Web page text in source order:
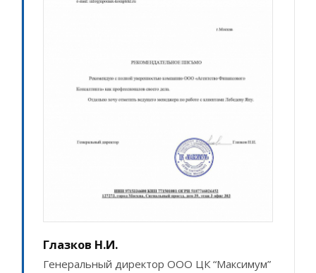
Глазков Н.И.
Генеральный директор ООО ЦК “Максимум”